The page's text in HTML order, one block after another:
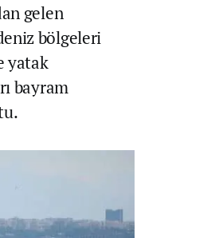
gelen
bölgeleri
yatak
bayram